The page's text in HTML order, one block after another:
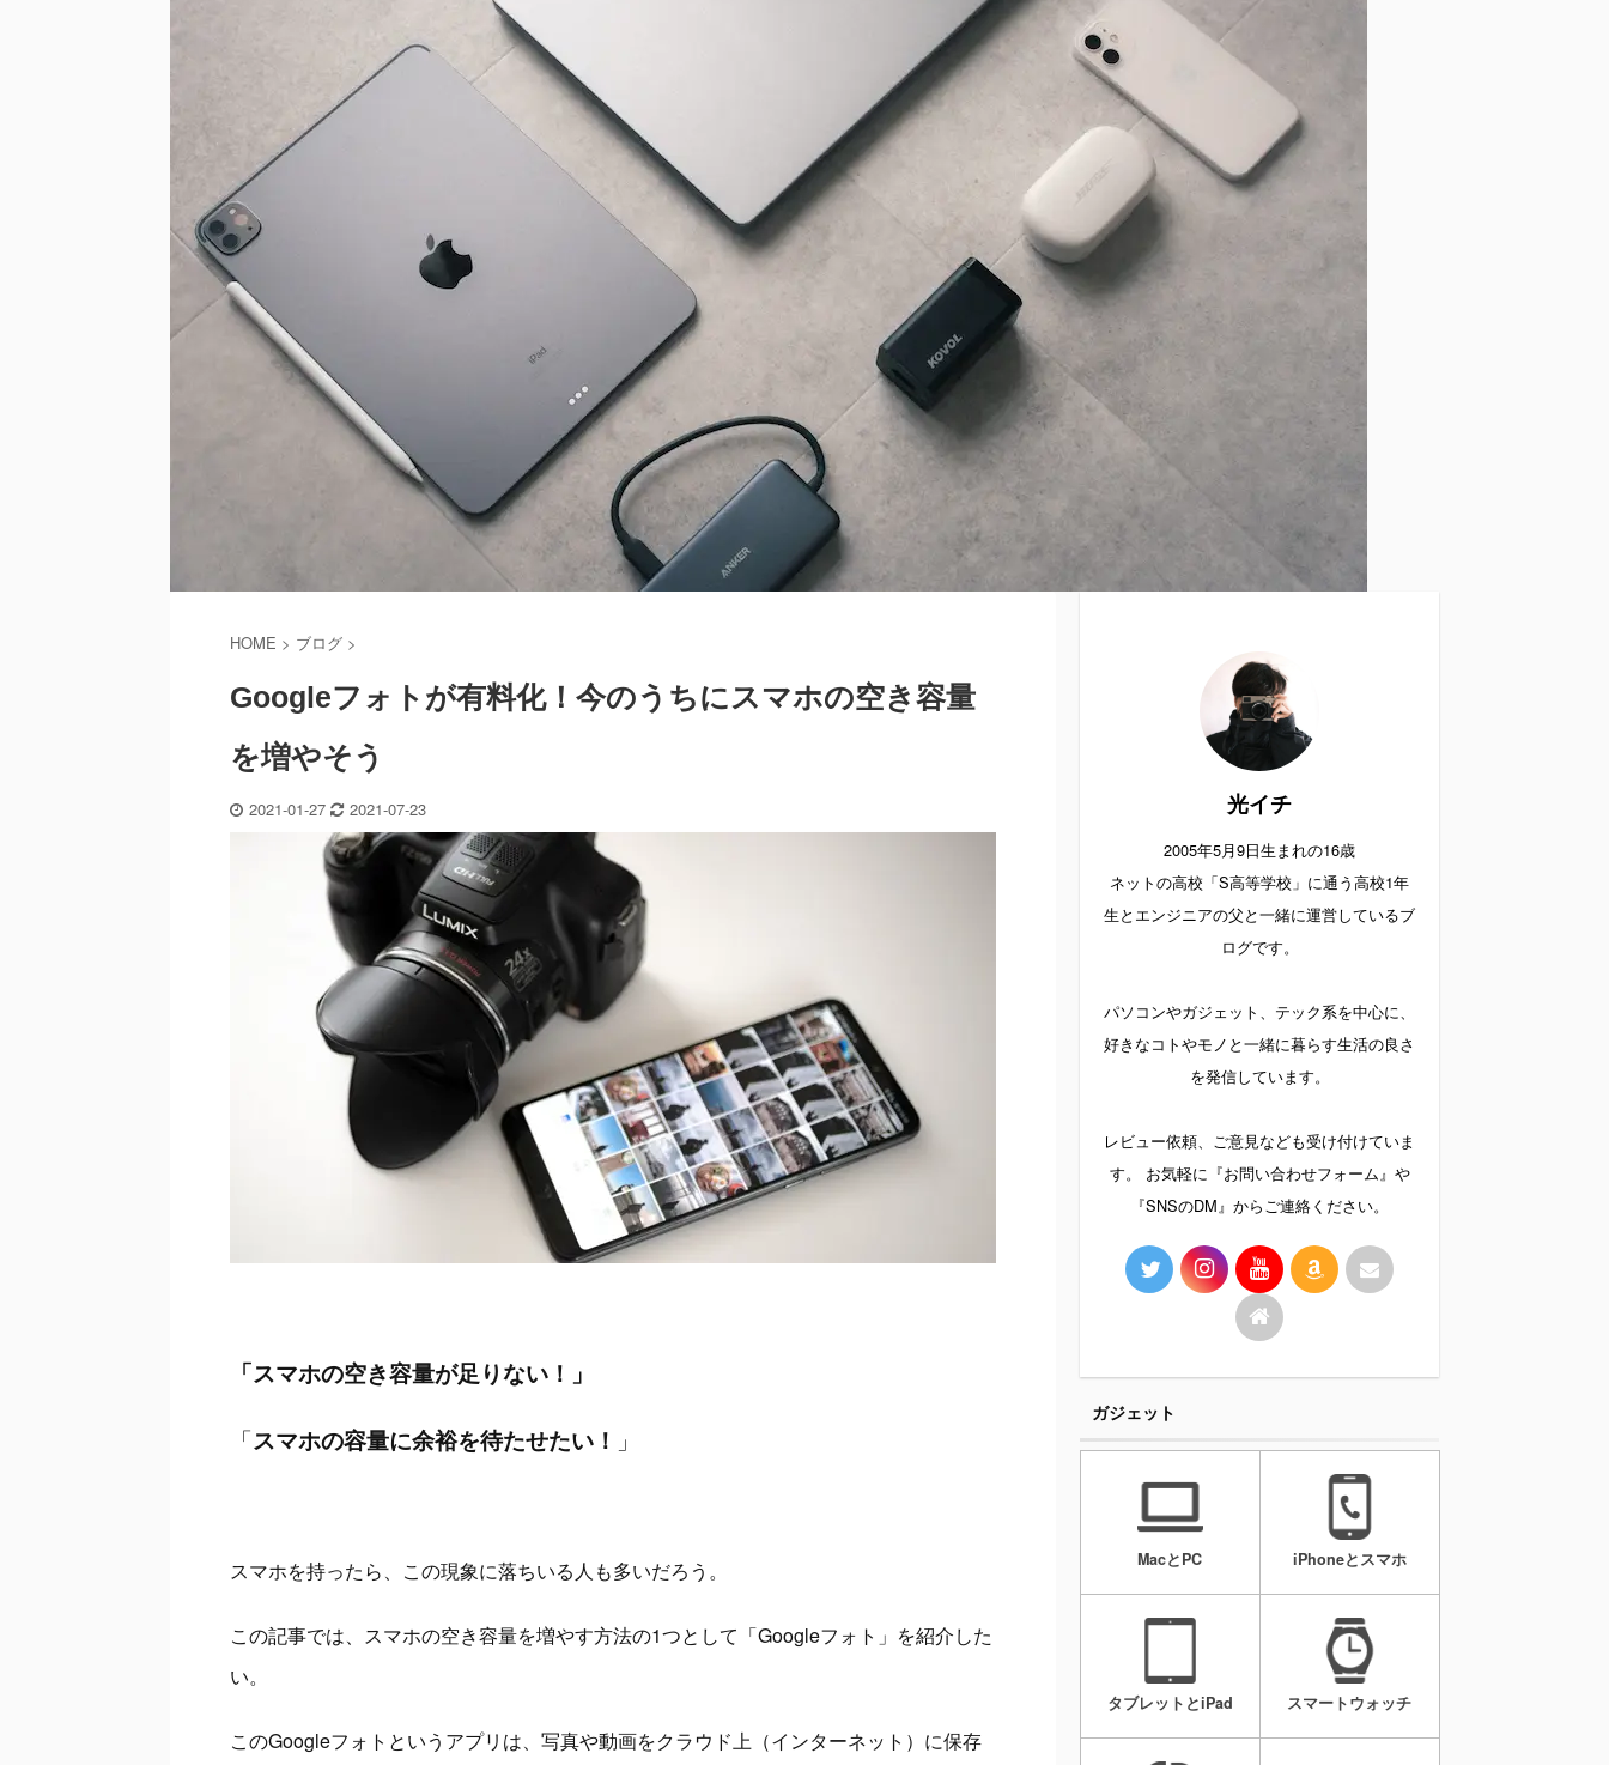
HOME > ブログ >
Googleフォトが有料化！今のうちにスマホの空き容量
を増やそう
2021-01-27 2021-07-23
「スマホの空き容量が足りない！」
「スマホの容量に余裕を待たせたい！ 」
スマホを持ったら、この現象に落ちいる人も多いだろう。
この記事では、スマホの空き容量を増やす方法の1つとして「Googleフォト」を紹介した
い。
このGoogleフォトというアプリは、写真や動画をクラウド上（インターネット）に保存
光イチ
2005年5月9日生まれの16歳
ネットの高校「S高等学校」に通う高校1年
生とエンジニアの父と一緒に運営しているブ
ログです。
パソコンやガジェット、テック系を中心に、
好きなコトやモノと一緒に暮らす生活の良さ
を発信しています。
レビュー依頼、ご意見なども受け付けていま
す。 お気軽に『お問い合わせフォーム』や
『SNSのDM』からご連絡ください。
ガジェット
MacとPC iPhoneとスマホ
タブレットとiPad スマートウォッチ